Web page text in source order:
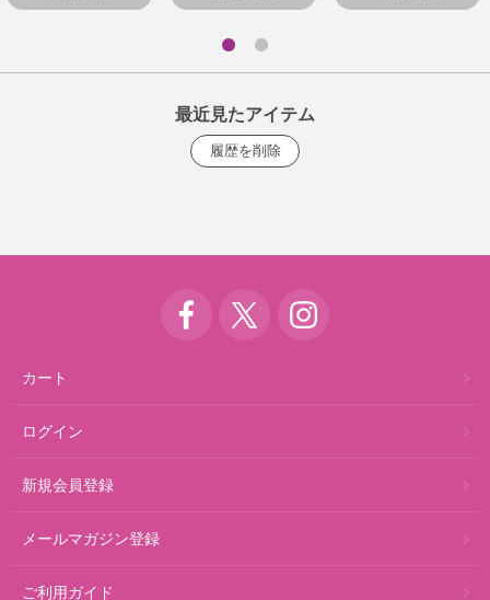
最近見たアイテム
カート
ログイン
新規会員登録
メールマガジン登録
ご利用ガイド